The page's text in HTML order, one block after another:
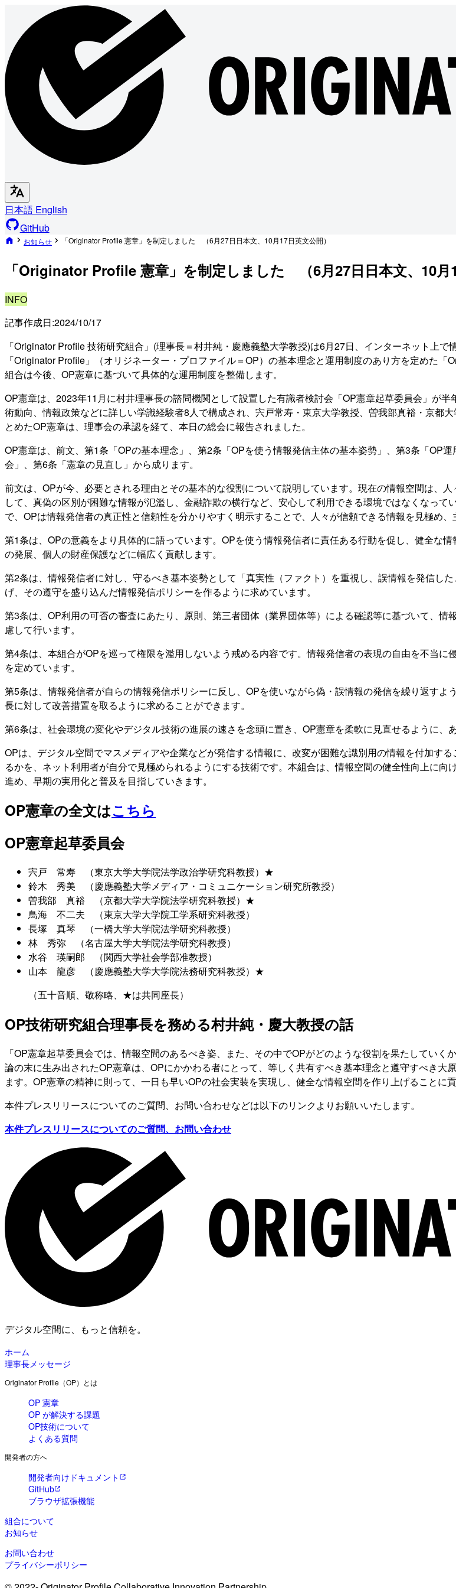
日本語 English
GitHub
お知らせ 「Originator Profile 憲章」を制定しました （6月27日日本文、10月17日英文公開）
「Originator Profile 憲章」を制定しました （6月27日日本文、10月
INFO
記事作成日:2024/10/17
「Originator Profile 技術研究組合」(理事長＝村井純・慶應義塾大学教授)は6月27日、インターネット上
「Originator Profile」（オリジネーター・プロファイル＝OP）の基本理念と運用制度のあり方を定めた
組合は今後、OP憲章に基づいて具体的な運用制度を整備します。
OP憲章は、2023年11月に村井理事長の諮問機関として設置した有識者検討会「OP憲章起草委員会」が
術動向、情報政策などに詳しい学識経験者8人で構成され、宍戸常寿・東京大学教授、曽我部真裕・京都
とめたOP憲章は、理事会の承認を経て、本日の総会に報告されました。
OP憲章は、前文、第1条「OPの基本理念」、第2条「OPを使う情報発信主体の基本姿勢」、第3条「OP
会」、第6条「憲章の見直し」から成ります。
前文は、OPが今、必要とされる理由とその基本的な役割について説明しています。現在の情報空間は、
して、真偽の区別が困難な情報が氾濫し、金融詐欺の横行など、安心して利用できる環境ではなくなっ
で、OPは情報発信者の真正性と信頼性を分かりやすく明示することで、人々が信頼できる情報を見極め、
第1条は、OPの意義をより具体的に語っています。OPを使う情報発信者に責任ある行動を促し、健全な
の発展、個人の財産保護などに幅広く貢献します。
第2条は、情報発信者に対し、守るべき基本姿勢として「真実性（ファクト）を重視し、誤情報を発信し
げ、その遵守を盛り込んだ情報発信ポリシーを作るように求めています。
第3条は、OP利用の可否の審査にあたり、原則、第三者団体（業界団体等）による確認等に基づいて、
慮して行います。
第4条は、本組合がOPを巡って権限を濫用しないよう戒める内容です。情報発信者の表現の自由を不当
を定めています。
第5条は、情報発信者が自らの情報発信ポリシーに反し、OPを使いながら偽・誤情報の発信を繰り返す
長に対して改善措置を取るように求めることができます。
第6条は、社会環境の変化やデジタル技術の進展の速さを念頭に置き、OP憲章を柔軟に見直せるように、
OPは、デジタル空間でマスメディアや企業などが発信する情報に、改変が困難な識別用の情報を付加す
るかを、ネット利用者が自分で見極められるようにする技術です。本組合は、情報空間の健全性向上に
進め、早期の実用化と普及を目指していきます。
OP憲章の全文はこちら
OP憲章起草委員会
宍戸 常寿 （東京大学大学院法学政治学研究科教授）★
鈴木 秀美 （慶應義塾大学メディア・コミュニケーション研究所教授）
曽我部 真裕 （京都大学大学院法学研究科教授）★
鳥海 不二夫 （東京大学大学院工学系研究科教授）
長塚 真琴 （一橋大学大学院法学研究科教授）
林 秀弥 （名古屋大学大学院法学研究科教授）
水谷 瑛嗣郎 （関西大学社会学部准教授）
山本 龍彦 （慶應義塾大学大学院法務研究科教授）★
（五十音順、敬称略、★は共同座長）
OP技術研究組合理事長を務める村井純・慶大教授の話
「OP憲章起草委員会では、情報空間のあるべき姿、また、その中でOPがどのような役割を果たしてい
論の末に生み出されたOP憲章は、OPにかかわる者にとって、等しく共有すべき基本理念と遵守すべき
ます。OP憲章の精神に則って、一日も早いOPの社会実装を実現し、健全な情報空間を作り上げることに
本件プレスリリースについてのご質問、お問い合わせなどは以下のリンクよりお願いいたします。
本件プレスリリースについてのご質問、お問い合わせ
デジタル空間に、もっと信頼を。
ホーム
理事長メッセージ
Originator Profile（OP）とは
OP 憲章
OP が解決する課題
OP技術について
よくある質問
開発者の方へ
開発者向けドキュメント
GitHub
ブラウザ拡張機能
組合について
お知らせ
お問い合わせ
プライバシーポリシー